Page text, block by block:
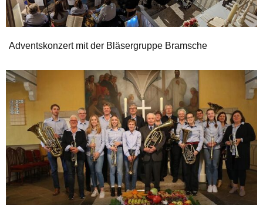
Adventskonzert mit der Bläsergruppe Bramsche